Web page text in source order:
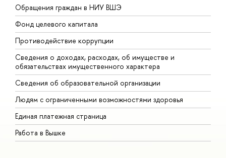
Обращения граждан в НИУ ВШЭ
Фонд целевого капитала
Противодействие коррупции
Сведения о доходах, расходах, об имуществе и
обязательствах имущественного характера
Сведения об образовательной организации
Людям с ограниченными возможностями здоровья
Единая платежная страница
Работа в Вышке